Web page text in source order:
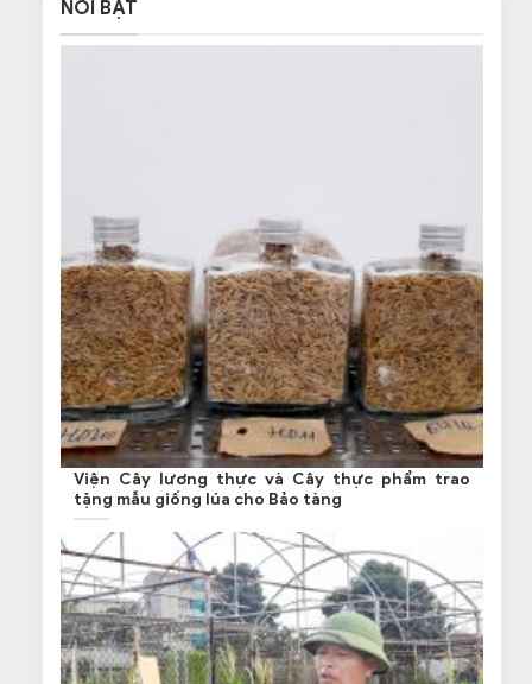
NỔI BẬT
Viện Cây lương thực và Cây thực phẩm trao
tặng mẫu giống lúa cho Bảo tàng